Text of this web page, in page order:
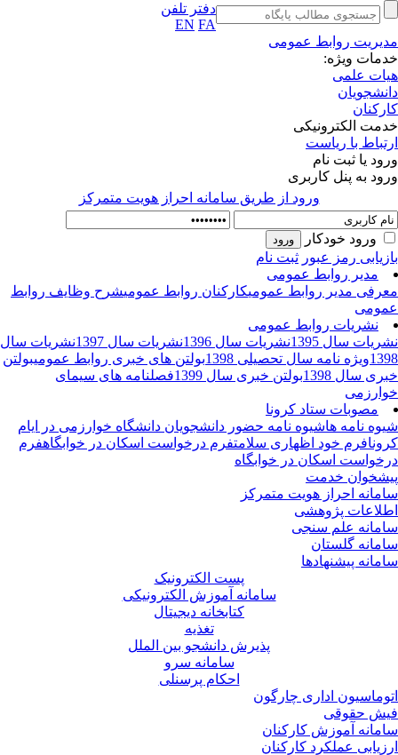
دفتر تلفن
EN FA
روابط عمومی
ویژه:
علمی
الکترونیکی
با ریاست
یا ثبت نام
به پنل کاربری
ورود از طريق سامانه احراز هويت متمركز
ورود خودکار
رمز عبور ثبت نام
مدیر روابط عمومی
مدیر روابط عمومیکارکنان روابط عمومیشرح وظایف روابط
نشریات روابط عمومی
سال 1395
نشریات سال 1396 نشریات سال 1397
نشریات سال
ویژه نامه سال تحصیلی 1398 بولتن های خبری روابط عمومیبولتن
سال 1398
بولتن خبری سال 1399
فصلنامه های سیمای
مصوبات ستاد کرونا
نامه هاشیوه نامه حضور دانشجویان دانشگاه خوارزمی در ایام
فرم خود اظهاری سلامتفرم درخواست اسکان در خوابگاهفرم
اسکان در خوابگاه
خدمت
احراز هویت متمرکز
پژوهشی
علم سنجی
گلستان
پیشنهادها
پست الکترونیک
سامانه آموزش الکترونیکی
کتابخانه دیجیتال
تغذیه
پذیرش دانشجو بین الملل
سامانه سرو
احکام پرسنلی
اداری چارگون
حقوقی
آموزش کارکنان
عملکرد کارکنان